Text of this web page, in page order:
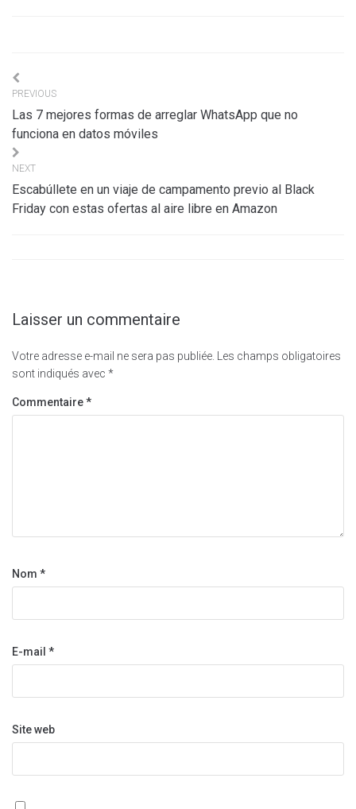
Navigation
de
l’article
PREVIOUS
Las 7 mejores formas de arreglar WhatsApp que no
funciona en datos móviles
NEXT
Escabúllete en un viaje de campamento previo al Black
Friday con estas ofertas al aire libre en Amazon
Laisser un commentaire
Votre adresse e-mail ne sera pas publiée.
Les champs obligatoires
sont indiqués avec *
Commentaire*
Nom *
E-mail *
Site web